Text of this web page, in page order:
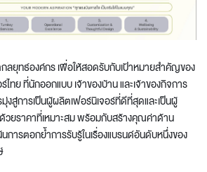
ลยุทธ์องค์กร เพื่อให้สอดรับกับเป้าหมายสำคัญของ
ไทย ที่นักออกแบบ เจ้าของบ้าน และเจ้าของกิจการ
สู่การเป็นผู้ผลิตเฟอร์นิเจอร์ที่ดีที่สุดและเป็นผู้
วยราคาที่เหมาะสม พร้อมกับสร้างคุณค่าด้าน
นการตอกย้ำการรับรู้ในเรื่องแบรนด์อันดับหนึ่งของ